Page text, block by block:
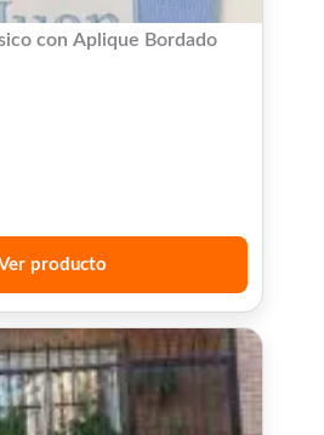
con Aplique Bordado
producto